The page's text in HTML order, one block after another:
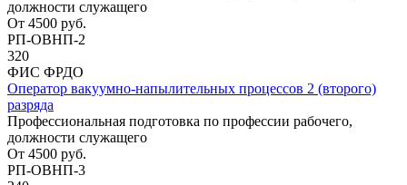
должности служащего
От 4500 руб.
РП-ОВНП-2
320
ФИС ФРДО
Оператор вакуумно-напылительных процессов 2 (второго)
разряда
Профессиональная подготовка по профессии рабочего,
должности служащего
От 4500 руб.
РП-ОВНП-3